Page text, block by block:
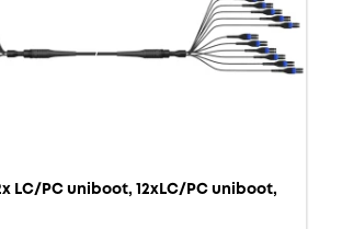
LC/PC uniboot, 12xLC/PC uniboot,